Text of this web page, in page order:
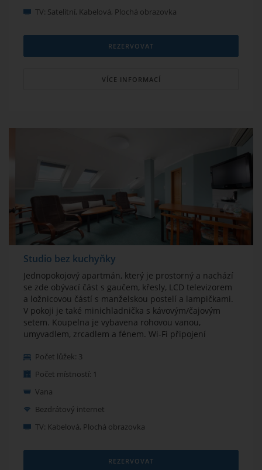
TV: Satelitní, Kabelová, Plochá obrazovka
REZERVOVAT
VÍCE INFORMACÍ
Studio bez kuchyňky
Jednopokojový apartmán, který je prostorný a nachází
se zde obývací část s gaučem, křesly, LCD televizorem
a ložnicovou částí s manželskou postelí a lampičkami.
V pokoji je také minichladnička s kávovým/čajovým
setem. Koupelna je vybavena rohovou vanou,
umyvadlem, zrcadlem a fénem. Wi-Fi připojení
Počet lůžek: 3
Počet místností: 1
Vana
Bezdrátový internet
TV: Kabelová, Plochá obrazovka
REZERVOVAT